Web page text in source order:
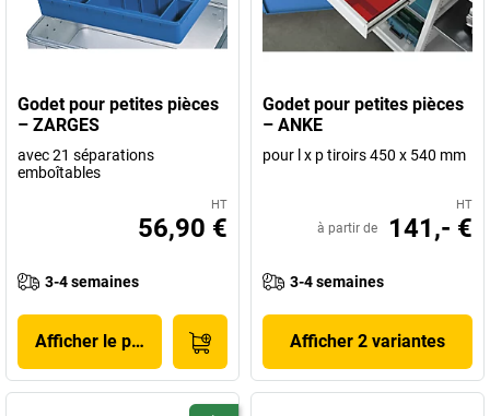
Godet pour petites pièces
– ZARGES
avec 21 séparations
emboîtables
HT
56,90 €
3-4 semaines
Afficher le produit
Godet pour petites pièces
– ANKE
pour l x p tiroirs 450 x 540 mm
HT
à partir de 141,- €
3-4 semaines
Afficher 2 variantes